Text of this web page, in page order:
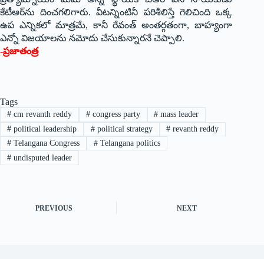
కేటీఆర్‌ను దించ‌గ‌లిగారు. వీట‌న్నింటినీ ప‌రిశీలిస్తే గెలిచింది ఒక్క
ఉప ఎన్నిక‌లో మాత్ర‌మే, కానీ రేవంత్ అంత‌ర్గ‌తంగా, బాహ్యంగా
ఎన్నో విజ‌యాల‌ను న‌మోదు చేసుకున్నార‌నే చెప్పాలి.
-ప్రజాతంత్ర
Tags
#cm revanth reddy #congress party # mass leader
#political leadership #political strategy # revanth reddy
#Telangana Congress #Telangana politics
#undisputed leader
PREVIOUS NEXT